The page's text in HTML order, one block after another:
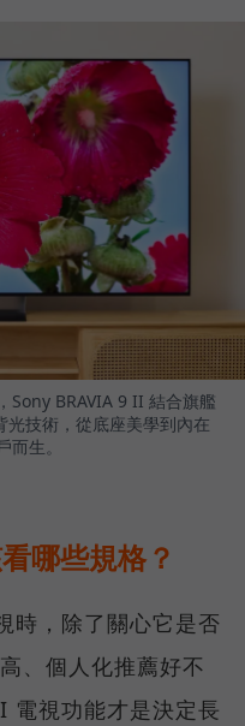
Sony BRAVIA 9 II 結合旗艦
光技術，從底座美學到內在
生。
哪些規格？
時，除了關心它是否
、個人化推薦好不
電視功能才是決定長